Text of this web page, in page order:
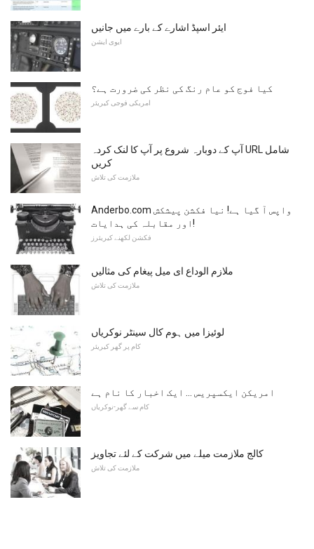
ایئر اسپڈ اشارے کے بارے میں جانیں
ایوی ایشن
کیا فوج کو عام رنگ کی نظر کی ضرورت ہے؟
امریکی فوجی کیریئر
آپ کے دوبارہ شروع پر آپ کا لنک کردہ URL شامل
کریں
ملازمت کی تلاش
Anderbo.com واپس آ گیا ہے! نیا فکشن پیشکش
اور مقابلہ کی ہدایات!
فکشن لکھنے کیریئرز
ملازم الوداع ای میل پیغام کی مثالیں
ملازمت کی تلاش
لوئیزا میں ہوم کال سینٹر نوکریاں
کام پر گھر کیریئر
امریکن ایکسپریس ... ایک اخبار کا نام ہے
کام سے گھر-نوکریاں
کالج ملازمت میلے میں شرکت کے لئے تجاویز
ملازمت کی تلاش